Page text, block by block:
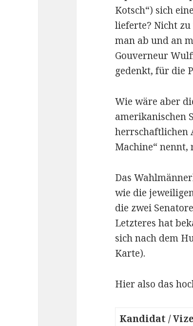
Kotsch“) sich
lieferte? Nicht
man ab und an
Gouverneur
gedenkt, für die
Wie wäre aber
amerikanischen
herrschaftlichen
Machine“ nennt,
Das
wie die
die zwei
Letzteres hat
sich nach dem
Karte).
Hier also das
Kandidat / Vize